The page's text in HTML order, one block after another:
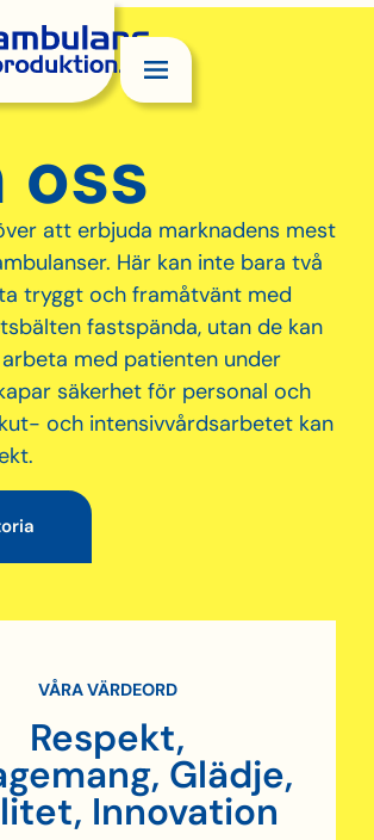
oss
att erbjuda marknadens mest
Här kan inte bara två
tryggt och framåtvänt med
fastspända, utan de kan
med patienten under
säkerhet för personal och
och intensivvårdsarbetet kan
VÅRA VÄRDEORD
Respekt,
Glädje,
Innovation